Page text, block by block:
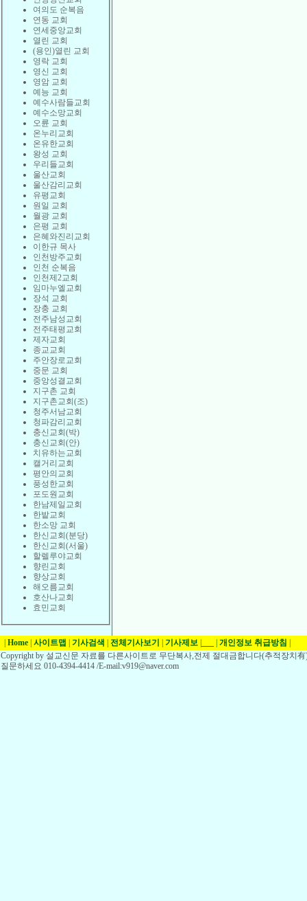
여의도 순복음
연동 교회
연세중앙교회
열린 교회
(용인)열린 교회
영락 교회
영신 교회
영암 교회
예능 교회
예수사람들교회
예수소망교회
오륜 교회
온누리교회
온유한교회
왕성 교회
우리들교회
울산교회
울산감리교회
유평교회
원일 교회
월광 교회
은평 교회
은혜와진리교회
이한규 목사
인천방주교회
인천 순복음
인천제2교회
임마누엘교회
장석 교회
장충 교회
전주남성교회
전주태평교회
제자교회
종교교회
주안장로교회
중문 교회
중앙성결교회
지구촌 교회
지구촌교회(조)
청주서남교회
청파감리교회
충신교회(박)
충신교회(안)
치유하는교회
캘거리교회
평안의교회
풍성한교회
포도원교회
한남제일교회
한밭교회
한소망 교회
한신교회(분당)
한신교회(서울)
할렐루야교회
향린교회
향상교회
해오름교회
호산나교회
효민교회
Home 사이트맵 기사검색 전체기사보기 기사제보 개인정보 취급방침
Copyright by 설교신문 자료를 다른사이트로 무단복사,전제 절대금합니다(추적장치
질문하세요 010-4394-4414 /E-mail:v919@naver.com